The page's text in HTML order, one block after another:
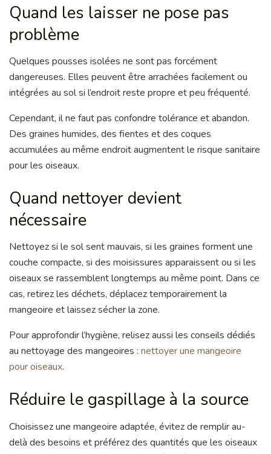
Quand les laisser ne pose pas
problème
Quelques pousses isolées ne sont pas forcément
dangereuses. Elles peuvent être arrachées facilement ou
intégrées au sol si l’endroit reste propre et peu fréquenté.
Cependant, il ne faut pas confondre tolérance et abandon.
Des graines humides, des fientes et des coques
accumulées au même endroit augmentent le risque sanitaire
pour les oiseaux.
Quand nettoyer devient
nécessaire
Nettoyez si le sol sent mauvais, si les graines forment une
couche compacte, si des moisissures apparaissent ou si les
oiseaux se rassemblent longtemps au même point. Dans ce
cas, retirez les déchets, déplacez temporairement la
mangeoire et laissez sécher la zone.
Pour approfondir l’hygiène, relisez aussi les conseils dédiés
au nettoyage des mangeoires : nettoyer une mangeoire
pour oiseaux.
Réduire le gaspillage à la source
Choisissez une mangeoire adaptée, évitez de remplir au-
delà des besoins et préférez des quantités que les oiseaux